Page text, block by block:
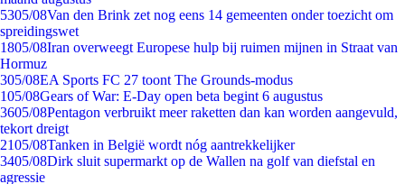
5305/08Van den Brink zet nog eens 14 gemeenten onder toezicht om
spreidingswet
1805/08Iran overweegt Europese hulp bij ruimen mijnen in Straat van
Hormuz
305/08EA Sports FC 27 toont The Grounds-modus
105/08Gears of War: E-Day open beta begint 6 augustus
3605/08Pentagon verbruikt meer raketten dan kan worden aangevuld,
tekort dreigt
2105/08Tanken in België wordt nóg aantrekkelijker
3405/08Dirk sluit supermarkt op de Wallen na golf van diefstal en
agressie